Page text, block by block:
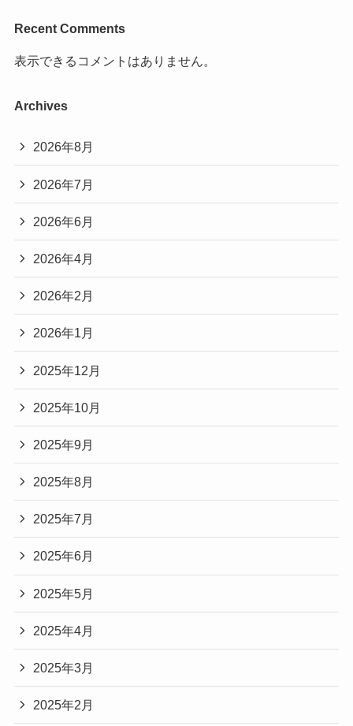
Recent Comments
表示できるコメントはありません。
Archives
2026年8月
2026年7月
2026年6月
2026年4月
2026年2月
2026年1月
2025年12月
2025年10月
2025年9月
2025年8月
2025年7月
2025年6月
2025年5月
2025年4月
2025年3月
2025年2月